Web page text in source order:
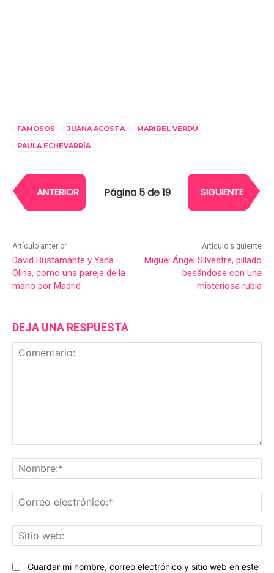
FAMOSOS JUANA ACOSTA
MARIBEL VERDÚ
PAULA ECHEVARRÍA
ANTERIOR Página 5 de 19 SIGUIENTE
Artículo anterior
David Bustamante y Yana
Olina, como una pareja de la
mano por Madrid
Artículo siguiente
Miguel Ángel Silvestre, pillado
besándose con una
misteriosa rubia
DEJA UNA RESPUESTA
Guardar mi nombre, correo electrónico y sitio web en este